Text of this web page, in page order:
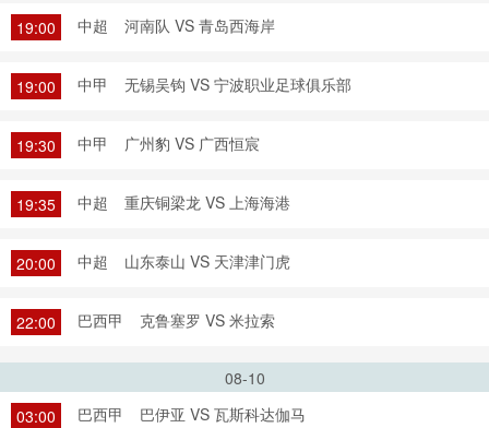
19:00 中超 河南队 VS 青岛西海岸
19:00 中甲 无锡吴钩 VS 宁波职业足球俱乐部
19:30 中甲 广州豹 VS 广西恒宸
19:35 中超 重庆铜梁龙 VS 上海海港
20:00 中超 山东泰山 VS 天津津门虎
22:00 巴西甲 克鲁塞罗 VS 米拉索
08-10
03:00
巴西甲 巴伊亚 VS 瓦斯科达伽马